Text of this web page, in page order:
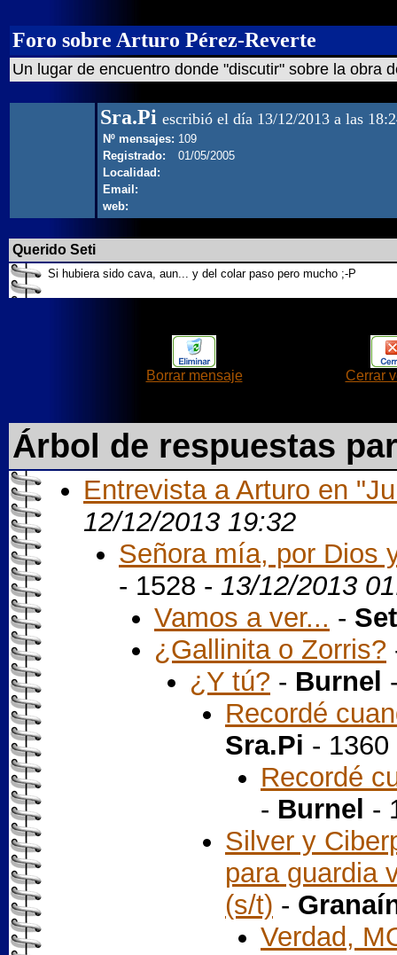
Foro sobre Arturo Pérez-Reverte
Un lugar de encuentro donde "discutir" sobre la obra
Sra.Pi escribió el día 13/12/2013 a las
Nº mensajes: 109
Registrado:
01/05/2005
Localidad:
Email:
web:
Querido Seti
Si hubiera sido cava, aun... y del colar paso pero mucho ;-P
Borrar mensaje Cerrar
Árbol de respuestas
Entrevista a Arturo en
12/12/2013 19:32
Señora mía, por Dios
- 1528 - 13/12/2013
Vamos a ver... -
¿Gallinita o Zorris?
¿Y tú? - Burnel
Recordé
Sra.Pi -
Recordé
- Burnel -
Silver y
para guardia
(s/t) -
Verdad,